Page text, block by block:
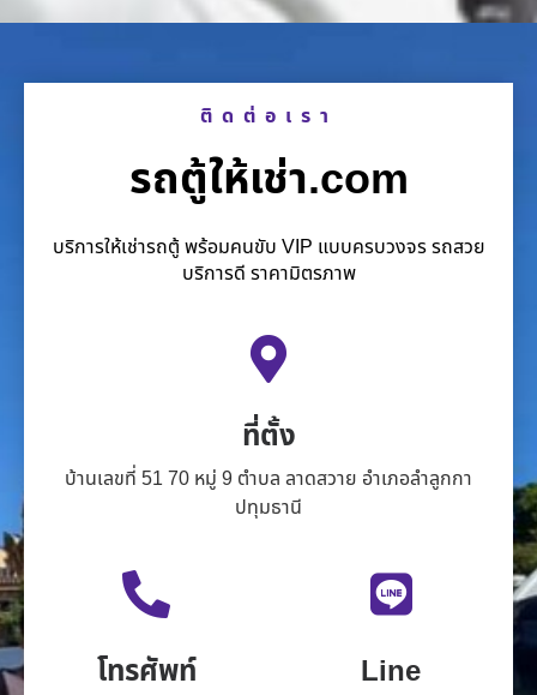
ติดต่อเรา
รถตู้ให้เช่า.com
บริการให้เช่ารถตู้ พร้อมคนขับ VIP แบบครบวงจร รถสวย
บริการดี ราคามิตรภาพ
ที่ตั้ง
บ้านเลขที่ 51 70 หมู่ 9 ตำบล ลาดสวาย อำเภอลำลูกกา
ปทุมธานี
โทรศัพท์ Line